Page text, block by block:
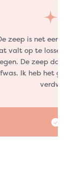
zeep is net een
valt op te lossen
De zeep
Ik heb het